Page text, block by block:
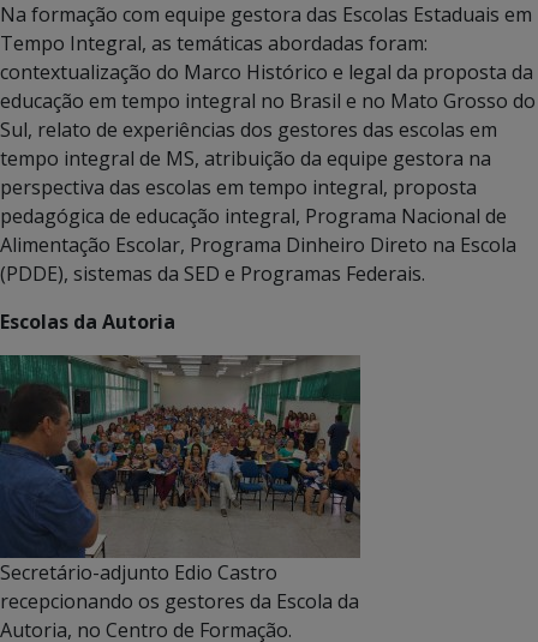
Na formação com equipe gestora das Escolas Estaduais em
Tempo Integral, as temáticas abordadas foram:
contextualização do Marco Histórico e legal da proposta da
educação em tempo integral no Brasil e no Mato Grosso do
Sul, relato de experiências dos gestores das escolas em
tempo integral de MS, atribuição da equipe gestora na
perspectiva das escolas em tempo integral, proposta
pedagógica de educação integral, Programa Nacional de
Alimentação Escolar, Programa Dinheiro Direto na Escola
(PDDE), sistemas da SED e Programas Federais.
Escolas da Autoria
Secretário-adjunto Edio Castro
recepcionando os gestores da Escola da
Autoria, no Centro de Formação.